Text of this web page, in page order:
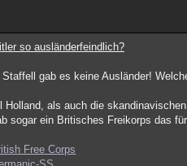
so ausländerfeindlich?
gab es keine Ausländer!
Holland, als auch die
sogar ein Britisches Freikorps das
Free Corps